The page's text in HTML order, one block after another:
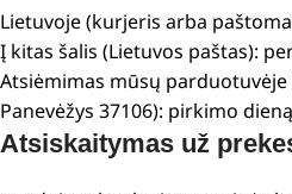
Lietuvoje (kurjeris arba
Į kitas šalis (Lietuvos paštas):
Atsiėmimas mūsų parduotuvėje
Panevėžys 37106): pirkimo
Atsiskaitymas už